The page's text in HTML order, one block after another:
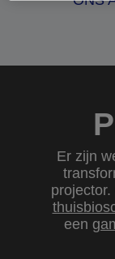
Er zijn
een